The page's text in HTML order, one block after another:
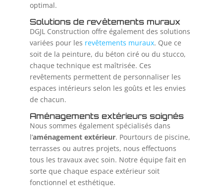
optimal.
Solutions de revêtements muraux
DGJL Construction offre également des solutions
variées pour les revêtements muraux. Que ce
soit de la peinture, du béton ciré ou du stucco,
chaque technique est maîtrisée. Ces
revêtements permettent de personnaliser les
espaces intérieurs selon les goûts et les envies
de chacun.
Aménagements extérieurs soignés
Nous sommes également spécialisés dans
l’aménagement extérieur. Pourtours de piscine,
terrasses ou autres projets, nous effectuons
tous les travaux avec soin. Notre équipe fait en
sorte que chaque espace extérieur soit
fonctionnel et esthétique.